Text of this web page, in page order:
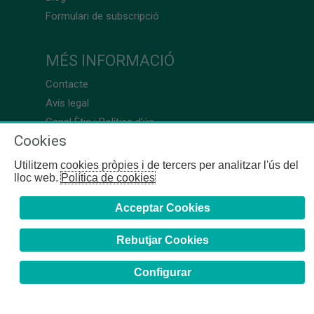
Formulari de subscripció
MÉS INFORMACIÓ
Contacte
Avís legal
Canal Ètic i Política d’ús
Cookies
Utilitzem cookies pròpies i de tercers per analitzar l'ús del
lloc web.Política de cookies
Acceptar Cookies
Rebutjar Cookies
Configurar